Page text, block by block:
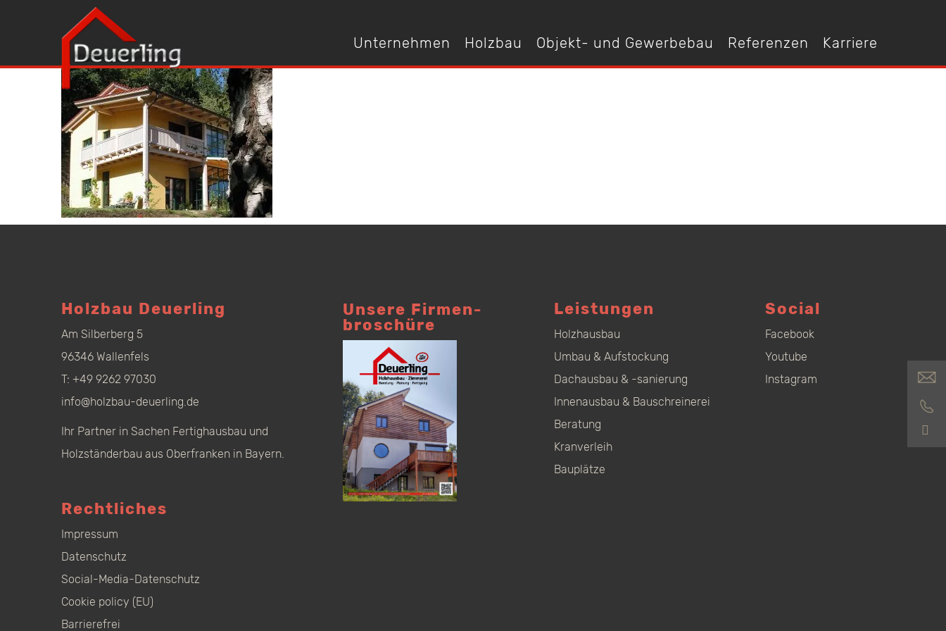
Unternehmen Holzbau Objekt- und Gewerbebau Referenzen Karriere
Holzbau Deuerling
Am Silberberg 5
96346 Wallenfels
T: +49 9262 97030
info@holzbau-deuerling.de
Ihr Partner in Sachen Fertighausbau und
Holzständerbau aus Oberfranken in Bayern.
Rechtliches
Impressum
Datenschutz
Social-Media-Datenschutz
Cookie policy (EU)
Barrierefrei
Unsere Firmen­
broschüre
Leistungen
Holzhausbau
Umbau & Aufstockung
Dachausbau & -sanierung
Innenausbau & Bauschreinerei
Beratung
Kranverleih
Bauplätze
Social
Facebook
Youtube
Instagram